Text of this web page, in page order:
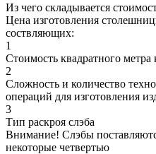
Из чего складывается
Цена изготовления
соствляющих:
1
Стоимость квадратного метра
2
Сложность и количество
операций для изготовления
3
Тип раскроя слэба
Внимание! Слэбы
некоторые четвертью